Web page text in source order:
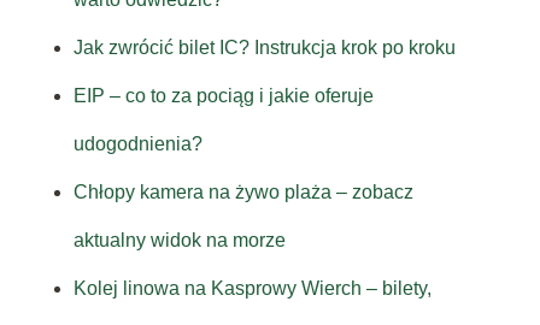
Jak zwrócić bilet IC? Instrukcja krok po kroku
EIP – co to za pociąg i jakie oferuje
udogodnienia?
Chłopy kamera na żywo plaża – zobacz
aktualny widok na morze
Kolej linowa na Kasprowy Wierch – bilety,